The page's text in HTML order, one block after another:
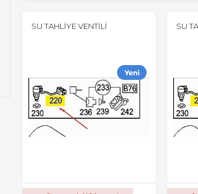
SU TAHLİYE VENTİLİ SU